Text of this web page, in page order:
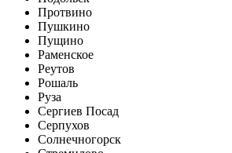
Протвино
Пушкино
Пущино
Раменское
Реутов
Рошаль
Руза
Сергиев Посад
Серпухов
Солнечногорск